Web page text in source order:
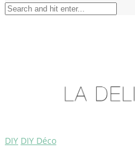
DIY DIY Déco